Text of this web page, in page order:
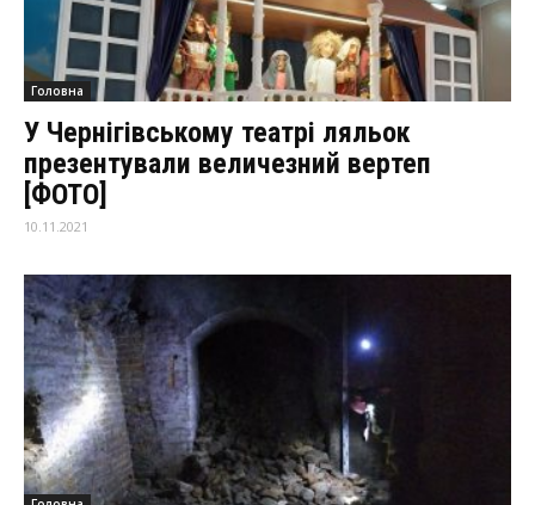
Головна
У Чернігівському театрі ляльок
презентували величезний вертеп
[ФОТО]
10.11.2021